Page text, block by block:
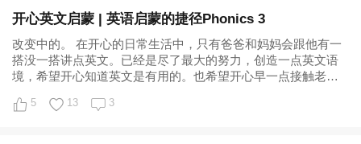
开心英文启蒙 | 英语启蒙的捷径Phonics 3
改变中的。 在开心的日常生活中，只有爸爸和妈妈会跟他有一
搭没一搭讲点英文。已经是尽了最大的努力，创造一点英文语
境，希望开心知道英文是有用的。也希望开心早一点接触老
言，英语，掌握英语就可以和更多的人沟通了。于是萌生了报
5 13 3